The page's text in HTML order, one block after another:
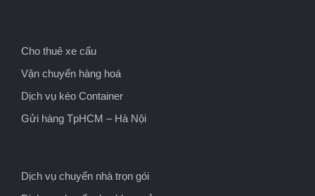
Cho thuê xe cẩu
Vận chuyển hàng hoá
Dịch vụ kéo Container
Gửi hàng TpHCM – Hà Nội
Dịch vụ chuyển nhà trọn gói